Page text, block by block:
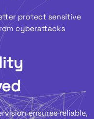
protect sensitive
cyberattacks
ensures reliable,